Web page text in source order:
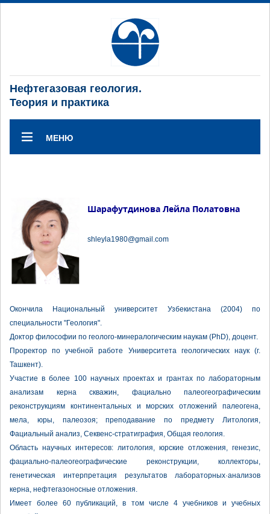
Нефтегазовая геология.
Теория и практика
МЕНЮ
Шарафутдинова Лейла Полатовна
shleyla1980@gmail.com
Окончила Национальный университет Узбекистана (2004) по
специальности "Геология".
Доктор философии по геолого-минералогическим наукам (PhD), доцент.
Проректор по учебной работе Университета геологических наук (г.
Ташкент).
Участие в более 100 научных проектах и грантах по лабораторным
анализам керна скважин, фациально­ палеогеографическим
реконструкциям континентальных и морских отложений палеогена,
мела, юры, палеозоя; преподавание по предмету Литология,
Фациальный анализ, Секвенс­-стратиграфия, Общая геология.
Область научных интересов: литология, юрские отложения, генезис,
фациально­-палеогеографические реконструкции, коллекторы,
генетическая интерпретация результатов лабораторных·анализов
керна, нефтегазоносные отложения.
Имеет более 60 публикаций, в том числе 4 учебников и учебных